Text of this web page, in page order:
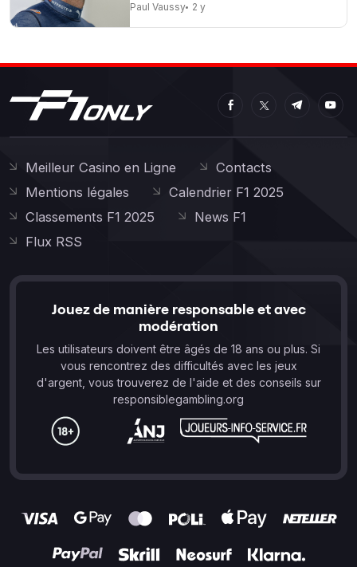
Paul Vaussy 2 y
Meilleur Casino en Ligne
Contacts
Mentions légales
Calendrier F1 2025
Classements F1 2025
News F1
Flux RSS
Jouez de manière responsable et avec
modération
Les utilisateurs doivent être âgés de 18 ans ou plus. Si
vous rencontrez des difficultés avec les jeux
d'argent, vous trouverez de l'aide et des conseils sur
responsiblegambling.org